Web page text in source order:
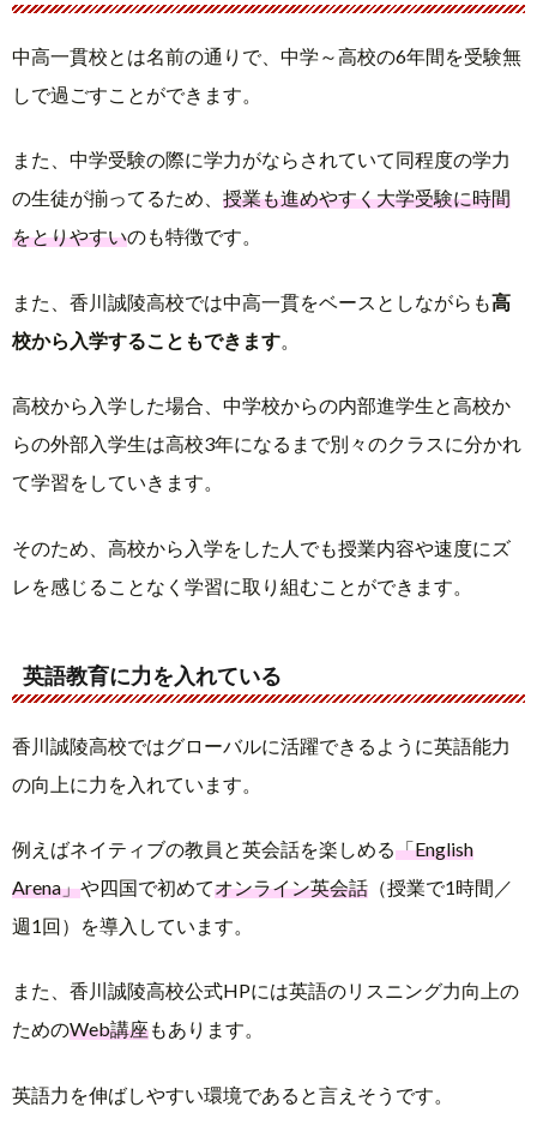
中高一貫校とは名前の通りで、中学～高校の6年間を受験無
しで過ごすことができます。
また、中学受験の際に学力がならされていて同程度の学力
の生徒が揃ってるため、 授業も進めやすく大学受験に時間
をとりやすいのも特徴です。
また、香川誠陵高校では中高一貫をベースとしながらも高
校から入学することもできます
高校から入学した場合、中学校からの内部進学生と高校か
らの外部入学生は高校3年になるまで別々のクラスに分かれ
て学習をしていきます。
そのため、高校から入学をした人でも授業内容や速度にズ
レを感じることなく学習に取り組むことができます。
英語教育に力を入れている
香川誠陵高校ではグローバルに活躍できるように英語能力
の向上に力を入れています。
例えばネイティブの教員と英会話を楽しめる「English
Arena」や四国で初めてオンライン英会話 （授業で1時間／
週1回）を導入しています。
また、香川誠陵高校公式HPには英語のリスニング力向上の
ためのWeb講座もあります。
英語力を伸ばしやすい環境であると言えそうです。